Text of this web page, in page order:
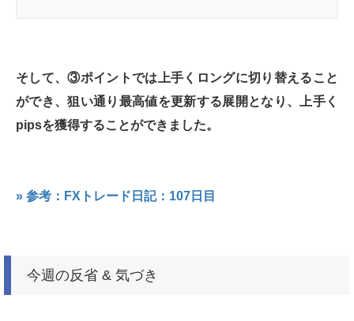
そして、③ポイントでは上手くロングに切り替えること
ができ、狙い通り最高値を更新する展開となり、上手く
pipsを獲得することができました。
» 参考：FXトレード日記：107日目
今週の反省 & 気づき